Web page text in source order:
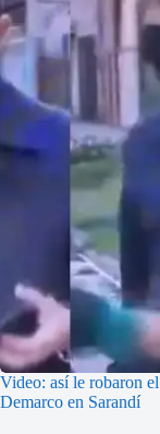
Video: así le robaron
Demarco en Sarandí